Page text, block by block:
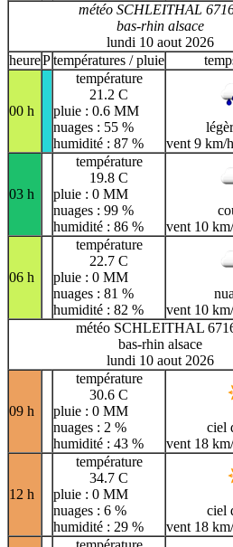
météo SCHLEITHAL
bas-rhin alsace
lundi 10 aout 2026
heurePtempératures / pluie
00 h
température
21.2 C
pluie : 0.6 MM
nuages : 55 %
humidité : 87 %
vent 9 km/
03 h
température
19.8 C
pluie : 0 MM
nuages : 99 %
humidité : 86 %
vent 10
06 h
température
22.7 C
pluie : 0 MM
nuages : 81 %
humidité : 82 %
vent 10
météo SCHLEITHAL
bas-rhin alsace
lundi 10 aout 2026
09 h
température
30.6 C
pluie : 0 MM
nuages : 2 %
humidité : 43 %
ciel
vent 18
12 h
température
34.7 C
pluie : 0 MM
nuages : 6 %
humidité : 29 %
ciel
vent 18